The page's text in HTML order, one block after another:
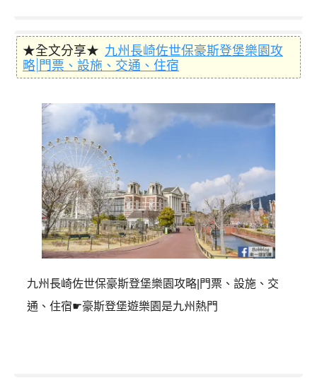
★全文分享★ 九州長崎佐世保豪斯登堡樂園攻
略|門票、設施、交通、住宿
九州長崎佐世保豪斯登堡樂園攻略|門票、設施、交
通、住宿☛豪斯登堡遊樂園是九州熱門